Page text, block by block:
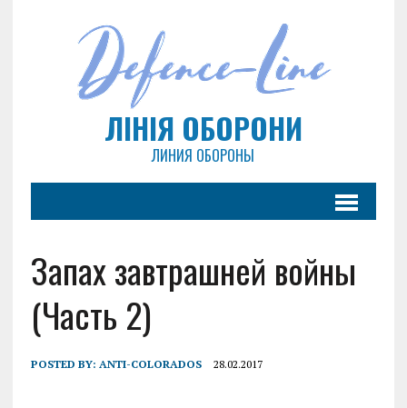
ЛІНІЯ ОБОРОНИ
ЛИНИЯ ОБОРОНЫ
Запах завтрашней войны
(Часть 2)
POSTED BY: ANTI-COLORADOS 28.02.2017